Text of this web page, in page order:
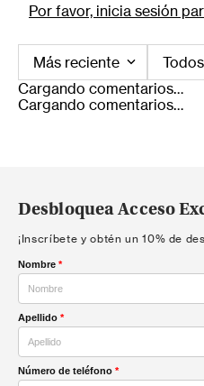
Por favor, inicia sesión
Más reciente
Todos
Cargando comentarios…
Cargando comentarios…
Desbloquea Acceso
¡Inscríbete y obtén un 10% de
Nombre *
Apellido *
Número de teléfono *